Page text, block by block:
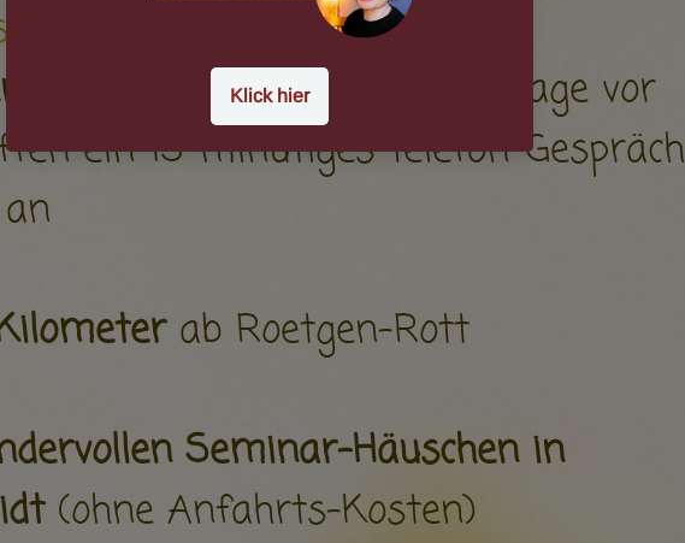
Klienten
biete ich ein paar Tage vor
ein 15-minütiges Telefon-Gespräch
ab Roetgen-Rott
Seminar-Häuschen in
(ohne Anfahrts-Kosten)